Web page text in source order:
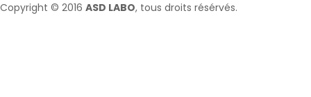
Copyright © 2016 ASD LABO, tous droits résérvés.